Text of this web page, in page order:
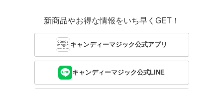
新商品やお得な情報をいち早くGET！
キャンディーマジック公式アプリ
キャンディーマジック公式LINE